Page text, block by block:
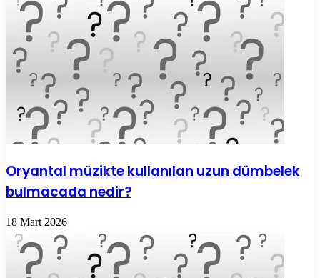
Oryantal müzikte kullanılan uzun dümbelek
bulmacada nedir?
18 Mart 2026